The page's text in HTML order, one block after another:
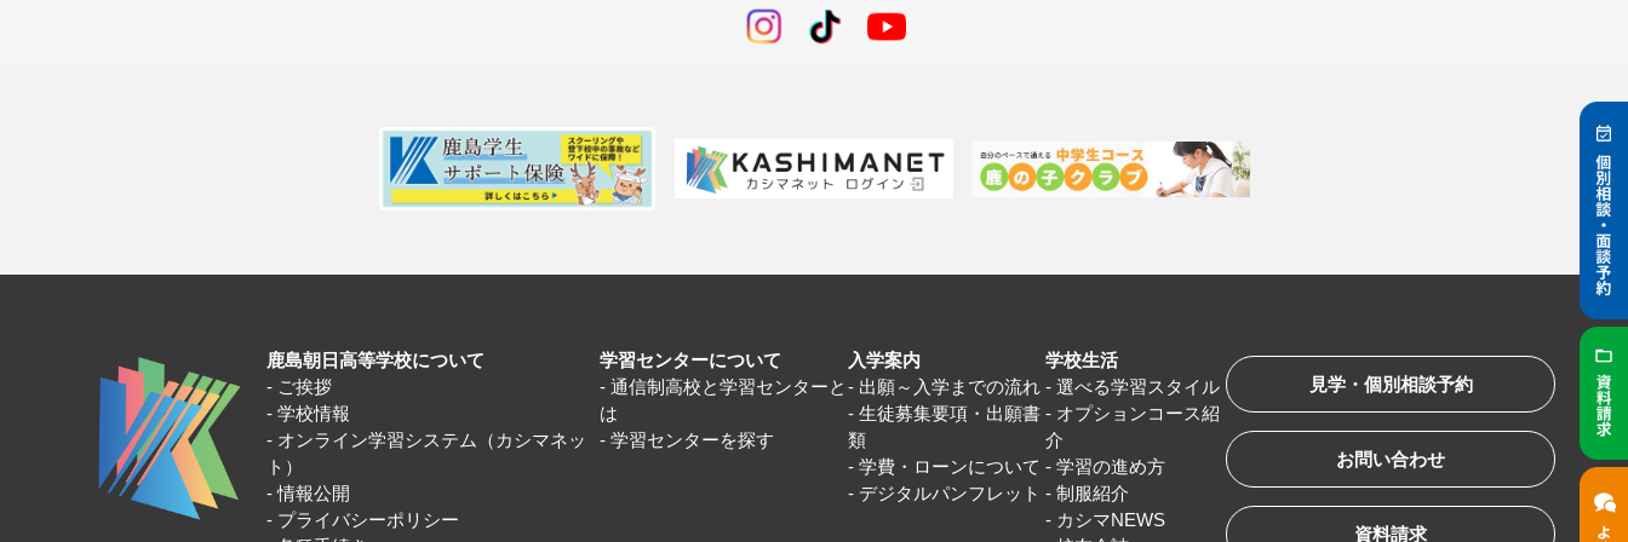
鹿島朝日高等学校について
ご挨拶
学校情報
オンライン学習システム（カシマネッ
ト）
情報公開
プライバシーポリシー
学習センターについて
通信制高校と学習センターと
は
学習センターを探す
入学案内
出願～入学までの流れ
生徒募集要項・出願書
類
学費・ローンについて
デジタルパンフレット
学校生活
選べる学習スタイル
オプションコース紹
介
学習の進め方
制服紹介
カシマNEWS
見学・個別相談予約
お問い合わせ
資料請求